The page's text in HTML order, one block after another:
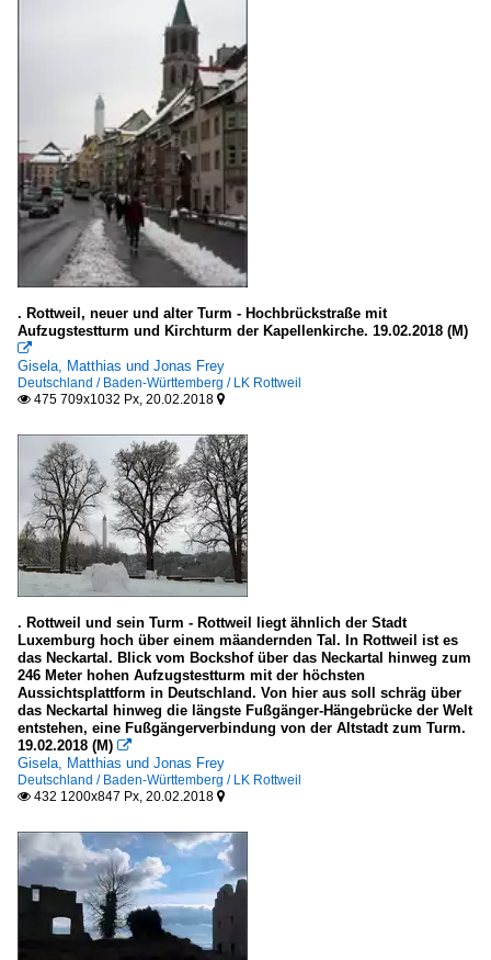
Hochbauten für den Verkehr
Deutschland
Hochhäuser
Deutschland
Europa
Schweiz
Deutschland
Industrieanlagen
Deutschland
Kulturbauten
Deutschland
Europa
Museen
Asien
Deutschland
Europa - sonstige
Skandinavien
Rathäuser, Parlaments- und Regierungsgebäude
Belgien
. Rottweil, neuer und alter Turm - Hochbrückstraße mit
Aufzugstestturm und Kirchturm der Kapellenkirche. 19.02.2018 (M)

Gisela, Matthias und Jonas Frey
Deutschland / Baden-Württemberg / LK Rottweil
 475 709x1032 Px, 20.02.2018 
. Rottweil und sein Turm - Rottweil liegt ähnlich der Stadt
Luxemburg hoch über einem mäandernden Tal. In Rottweil ist es
das Neckartal. Blick vom Bockshof über das Neckartal hinweg zum
246 Meter hohen Aufzugstestturm mit der höchsten
Aussichtsplattform in Deutschland. Von hier aus soll schräg über
das Neckartal hinweg die längste Fußgänger-Hängebrücke der Welt
entstehen, eine Fußgängerverbindung von der Altstadt zum Turm.
19.02.2018 (M) 
Gisela, Matthias und Jonas Frey
Deutschland / Baden-Württemberg / LK Rottweil
 432 1200x847 Px, 20.02.2018 